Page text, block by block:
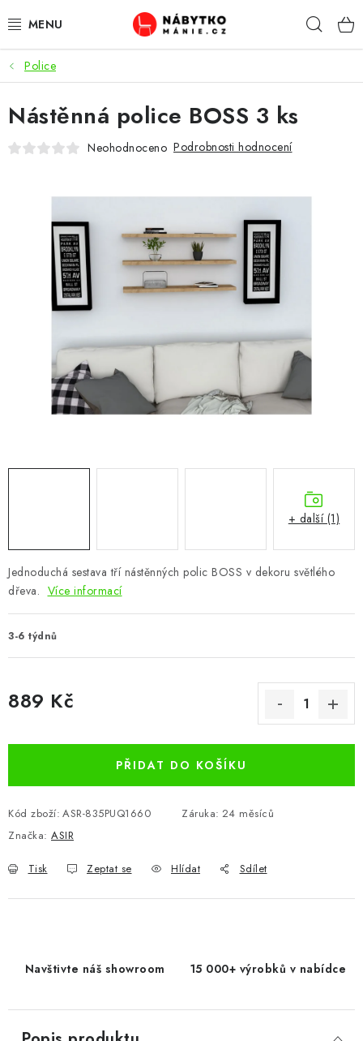
na
OBÝVACÍ POKOJ
KUCHYŇ A JÍDELNA
LOŽNICE
DĚTSKÝ POKOJ
KANCELÁŘ / PRACOVNA
KOUPELNA A WC
CHOVATELSKÉ POTŘEBY
DOPLŇKY A DEKORACE
VÝPRODEJ
Kontakty
Police
Jednoduchá sestava tří nástěnných polic BOSS v dekoru světlého
dřeva. Více informací
3-6 týdnů
889 Kč
PŘIDAT DO KOŠÍKU
Kód zboží: ASR-835PUQ1660 Záruka: 24 měsíců
Značka: ASIR
Tisk Zeptat se Hlídat Sdílet
Nástěnná police BOSS 3 ks
Neohodnoceno Podrobnosti hodnocení
+ další (1)
Navštivte náš showroom 15 000+ výrobků v nabídce